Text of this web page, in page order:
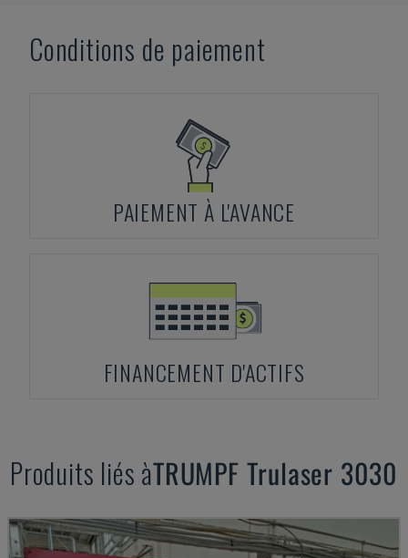
Conditions de paiement
PAIEMENT À L'AVANCE
FINANCEMENT D'ACTIFS
Produits liés àTRUMPF Trulaser 3030